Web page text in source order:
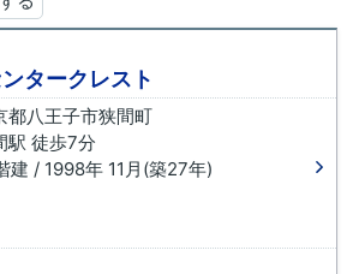
タークレスト
都八王子市狭間町
駅 徒歩7分
建 / 1998年 11月(築27年)